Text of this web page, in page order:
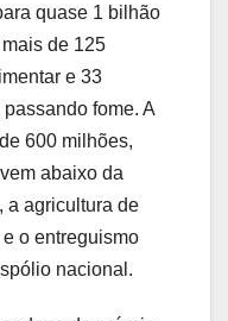
quase 1 bilhão
de 125
e 33
fome. A
600 milhões,
abaixo da
a agricultura de
o entreguismo
nacional.